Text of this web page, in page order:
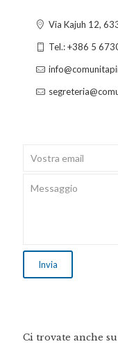
Via Kajuh 12,
Tel.: +386 5
Ci trovate anche